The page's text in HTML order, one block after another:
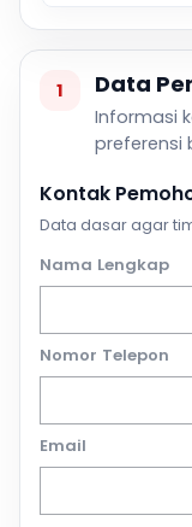
1 Data
Informasi
preferensi
Kontak
Data dasar agar
Nama Lengkap
Nomor Telepon
Email